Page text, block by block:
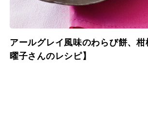
アールグレイ風味のわらび餅、柑
曜子さんのレシピ】